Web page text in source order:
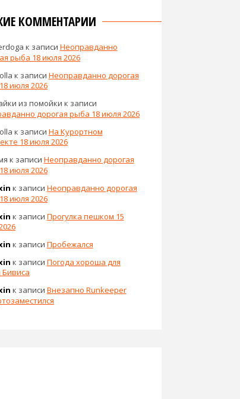
КОММЕНТАРИИ
к записи Неоправданно
рыба 18 июля 2026
к записи Неоправданно дорогая
июля 2026
из помойки к записи
дорогая рыба 18 июля 2026
к записи На Курортном
18 июля 2026
к записи Неоправданно дорогая
июля 2026
к записи Неоправданно дорогая
июля 2026
к записи Прогулка пешком 15
к записи Пробежался
к записи Погода хороша для
к записи Внезапно Runkeeper